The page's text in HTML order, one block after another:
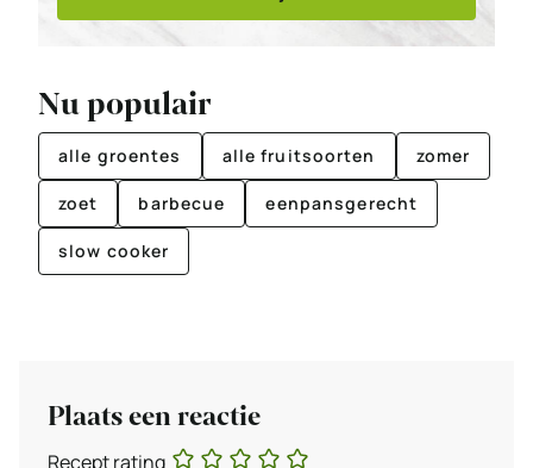
Nu populair
alle groentes alle fruitsoorten zomer
zoet barbecue eenpansgerecht
slow cooker
Plaats een reactie
Recept rating